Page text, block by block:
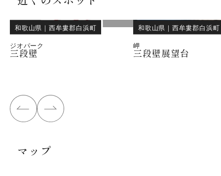
和歌山県 ｜ 西牟婁郡白浜町
ジオパーク
三段壁
和歌山県 ｜ 西牟婁郡白浜町
岬
三段壁展望台
マップ